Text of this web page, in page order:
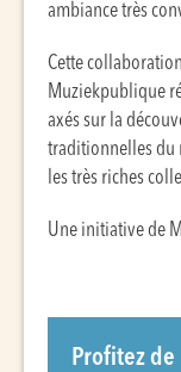
ambiance très
Cette
Muziekpublique
axés sur la
traditionnelles du
les très riches
Une initiative de
Profitez